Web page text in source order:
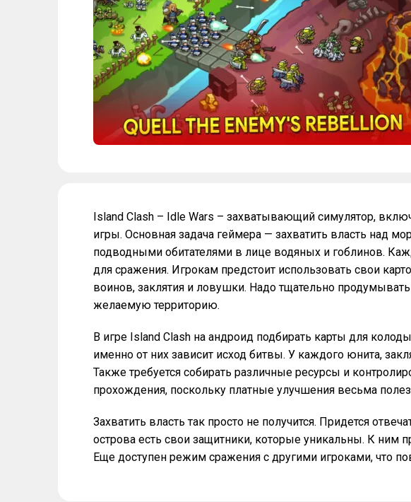
Island Clash – Idle Wars – захватывающий симулятор,
игры. Основная задача геймера — захватить власть над
подводными обитателями в лице водяных и гоблинов.
для сражения. Игрокам предстоит использовать свои
воинов, заклятия и ловушки. Надо тщательно
желаемую территорию.
В игре Island Clash на андроид подбирать карты для
именно от них зависит исход битвы. У каждого юнита,
Также требуется собирать различные ресурсы и
прохождения, поскольку платные улучшения весьма
Захватить власть так просто не получится. Придется
острова есть свои защитники, которые уникальны. К ним
Еще доступен режим сражения с другими игроками, что